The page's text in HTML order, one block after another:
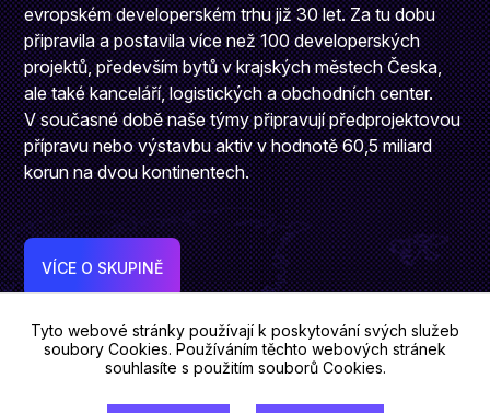
evropském developerském trhu již 30 let. Za tu dobu
připravila a postavila více než 100 developerských
projektů, především bytů v krajských městech Česka,
ale také kanceláří, logistických a obchodních center.
V současné době naše týmy připravují předprojektovou
přípravu nebo výstavbu aktiv v hodnotě 60,5 miliard
korun na dvou kontinentech.
VÍCE O SKUPINĚ
Tyto webové stránky používají k poskytování svých služeb
soubory Cookies. Používáním těchto webových stránek
souhlasíte s použitím souborů Cookies.